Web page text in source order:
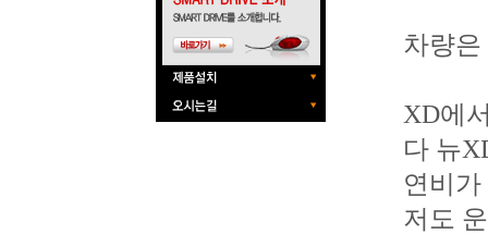
차량은
XD에
다 뉴
연비
저도